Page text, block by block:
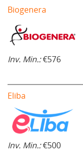
Biogenera
Inv. Min.:€576
Eliba
Inv. Min.:€500